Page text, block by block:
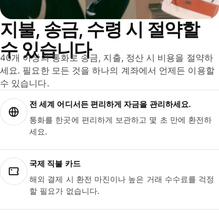
지불, 송금, 수령 시 절약할
수 있습니다
40개 이상의 통화로 송금, 지출, 정산 시 비용을 절약하
세요. 필요한 모든 것을 하나의 계좌에서 언제든 이용할
수 있습니다.
전 세계 어디서든 편리하게 자금을 관리하세요.
통화를 한곳에 편리하게 보관하고 몇 초 만에 환전하
세요.
국제 직불 카드
해외 결제 시 환전 마진이나 높은 거래 수수료를 걱정
할 필요가 없습니다.